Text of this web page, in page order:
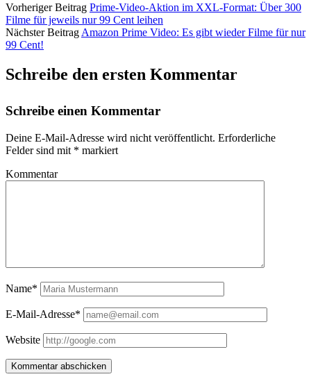
Vorheriger Beitrag Prime-Video-Aktion im XXL-Format: Über 300
Filme für jeweils nur 99 Cent leihen
Nächster Beitrag Amazon Prime Video: Es gibt wieder Filme für nur
99 Cent!
Schreibe den ersten Kommentar
Schreibe einen Kommentar
Deine E-Mail-Adresse wird nicht veröffentlicht. Erforderliche
Felder sind mit * markiert
Kommentar
Name*
E-Mail-Adresse*
Website